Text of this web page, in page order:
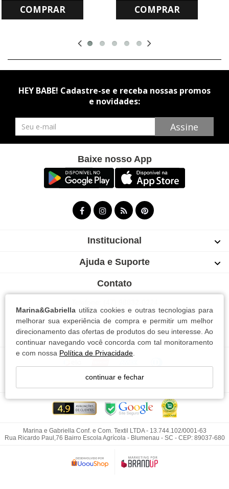
Marina&Gabriella utiliza cookies e outras tecnologias para
melhorar sua experiência de compra e permitir um melhor
direcionamento das ofertas de produtos do seu interesse. Ao
continuar navegando você concorda com tal monitoramento
e com nossa Política de Privacidade.
continuar e fechar
COMPRAR COMPRAR
HEY BABE! Cadastre-se e receba nossas promos
e novidades:
Newsletter Assine
Baixe nosso App
Institucional
Ajuda e Suporte
Contato
WhatsApp: (47) 98832-0224
Blumenau | Santa Catarina
Marina e Gabriella Conf. e Com. Textil LTDA - 13.744.102/0001-63
Rua Ricardo Paul,76 Bairro Escola Agrícola - Blumenau - SC - CEP: 89037-680